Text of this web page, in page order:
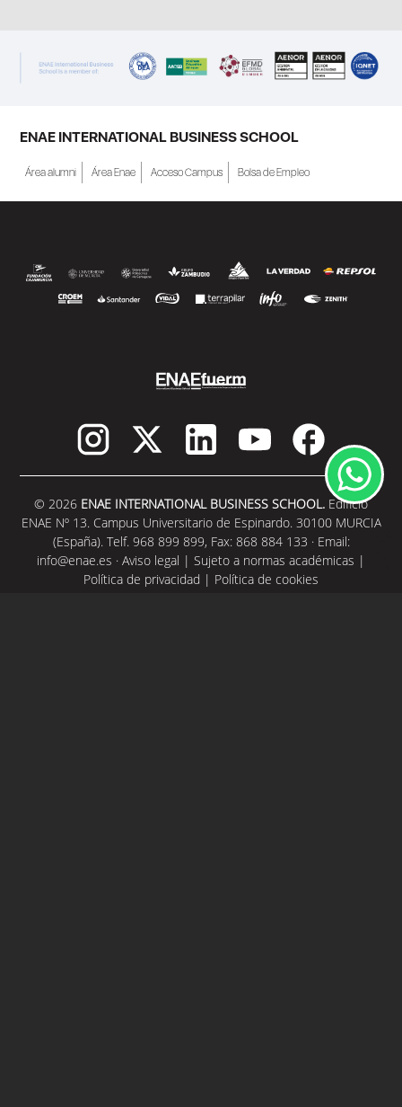
ENAE INTERNATIONAL BUSINESS SCHOOL
Área alumni Área Enae Acceso Campus Bolsa de Empleo
© 2026 ENAE INTERNATIONAL BUSINESS SCHOOL. Edificio
ENAE Nº 13. Campus Universitario de Espinardo. 30100 MURCIA
(España). Telf. 968 899 899, Fax: 868 884 133 · Email:
info@enae.es · Aviso legal | Sujeto a normas académicas |
Política de privacidad | Política de cookies